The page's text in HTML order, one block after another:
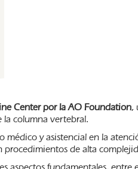
Center por la AO Foundation,
la columna vertebral.
y asistencial en la
procedimientos de alta